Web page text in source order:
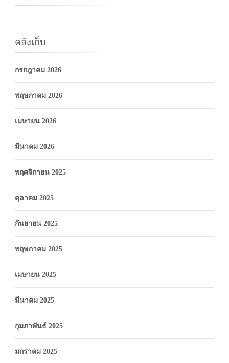
คลังเก็บ
กรกฎาคม 2026
พฤษภาคม 2026
เมษายน 2026
มีนาคม 2026
พฤศจิกายน 2025
ตุลาคม 2025
กันยายน 2025
พฤษภาคม 2025
เมษายน 2025
มีนาคม 2025
กุมภาพันธ์ 2025
มกราคม 2025